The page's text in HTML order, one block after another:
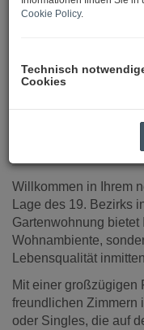
Willkommen in Ihrem
Lage des 19. Bezirks
Gartenwohnung
Wohnambiente,
Lebensqualität
Mit einer großzügigen
freundlichen Zimmern
oder Singles, die auf
Cookie Policy.
Technisch
Cookies